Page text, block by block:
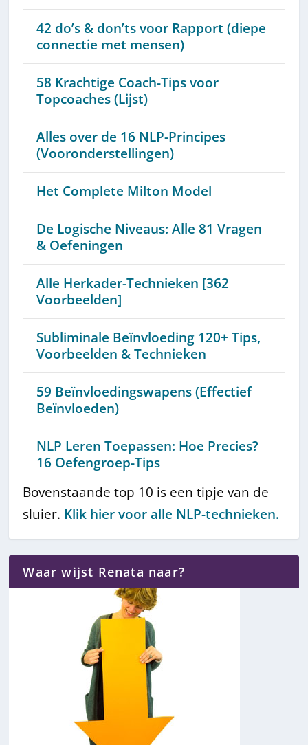
42 do’s & don’ts voor Rapport (diepe
connectie met mensen)
58 Krachtige Coach-Tips voor
Topcoaches (Lijst)
Alles over de 16 NLP-Principes
(Vooronderstellingen)
Het Complete Milton Model
De Logische Niveaus: Alle 81 Vragen
& Oefeningen
Alle Herkader-Technieken [362
Voorbeelden]
Subliminale Beïnvloeding 120+ Tips,
Voorbeelden & Technieken
59 Beïnvloedingswapens (Effectief
Beïnvloeden)
NLP Leren Toepassen: Hoe Precies?
16 Oefengroep-Tips
Bovenstaande top 10 is een tipje van de
sluier. Klik hier voor alle NLP-technieken.
Waar wijst Renata naar?